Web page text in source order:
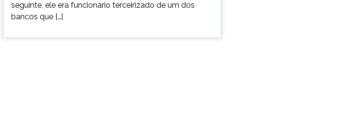
seguinte, ele era funcionário terceirizado de um dos
bancos que […]